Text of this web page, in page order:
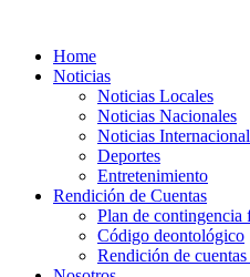
Home
Noticias
Noticias Locales
Noticias Nacionales
Noticias
Deportes
Entretenimiento
Rendición de Cuentas
Plan de contingencia
Código deontológico
Rendición de